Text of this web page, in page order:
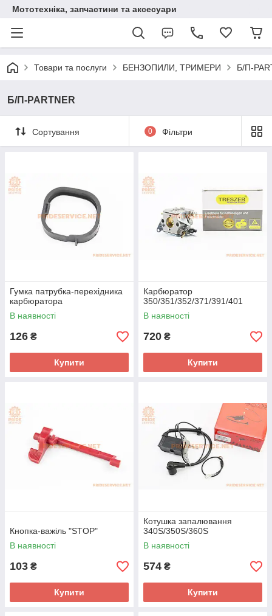
Мототехніка, запчастини та аксесуари
Товари та послуги БЕНЗОПИЛИ, ТРИМЕРИ Б/П-
Б/П-PARTNER
Сортування 0 Фільтри
Гумка патрубка-перехідника
карбюратора
В наявності
126 ₴
Купити
Карбюратор
350/351/352/371/391/401
В наявності
720 ₴
Купити
Кнопка-важіль "STOP"
В наявності
103 ₴
Купити
Котушка запалювання
340S/350S/360S
В наявності
574 ₴
Купити